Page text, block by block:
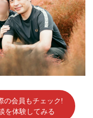
の会員もチェック!
を体験してみる